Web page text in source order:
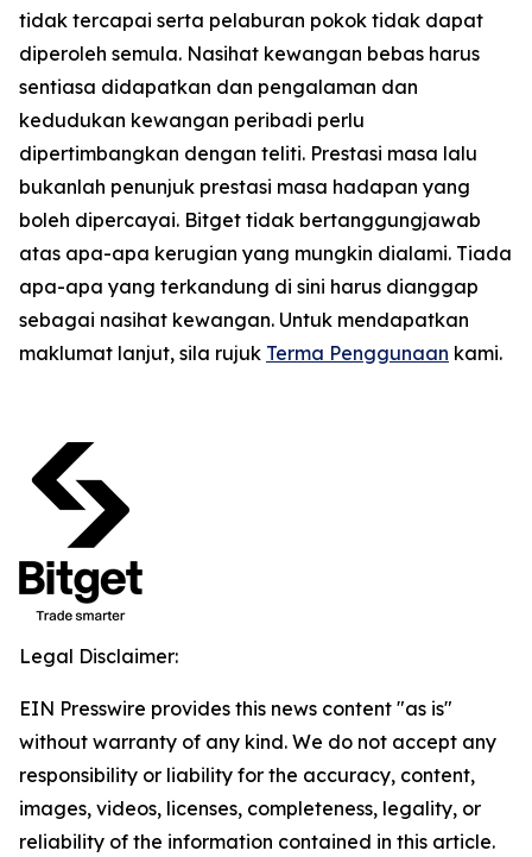
tidak tercapai serta pelaburan pokok tidak dapat
diperoleh semula. Nasihat kewangan bebas harus
sentiasa didapatkan dan pengalaman dan
kedudukan kewangan peribadi perlu
dipertimbangkan dengan teliti. Prestasi masa lalu
bukanlah penunjuk prestasi masa hadapan yang
boleh dipercayai. Bitget tidak bertanggungjawab
atas apa-apa kerugian yang mungkin dialami. Tiada
apa-apa yang terkandung di sini harus dianggap
sebagai nasihat kewangan. Untuk mendapatkan
maklumat lanjut, sila rujuk Terma Penggunaan kami.
Legal Disclaimer:
EIN Presswire provides this news content "as is"
without warranty of any kind. We do not accept any
responsibility or liability for the accuracy, content,
images, videos, licenses, completeness, legality, or
reliability of the information contained in this article.